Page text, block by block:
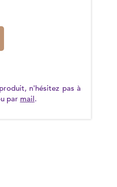
n'hésitez pas à
par mail.